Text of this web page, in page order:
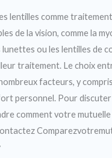
lentilles comme traitement
de la vision, comme la
lunettes ou les lentilles de
traitement. Le choix
facteurs, y
personnel. Pour discuter
comment votre